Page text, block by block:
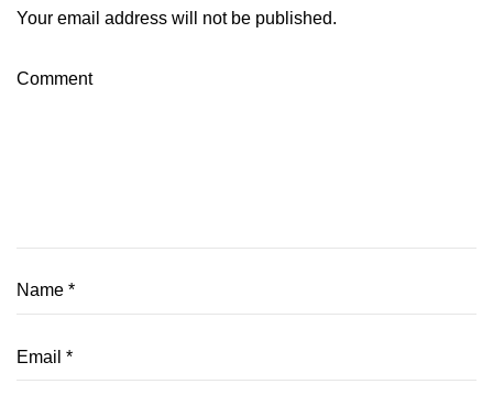
Your email address will not be published.